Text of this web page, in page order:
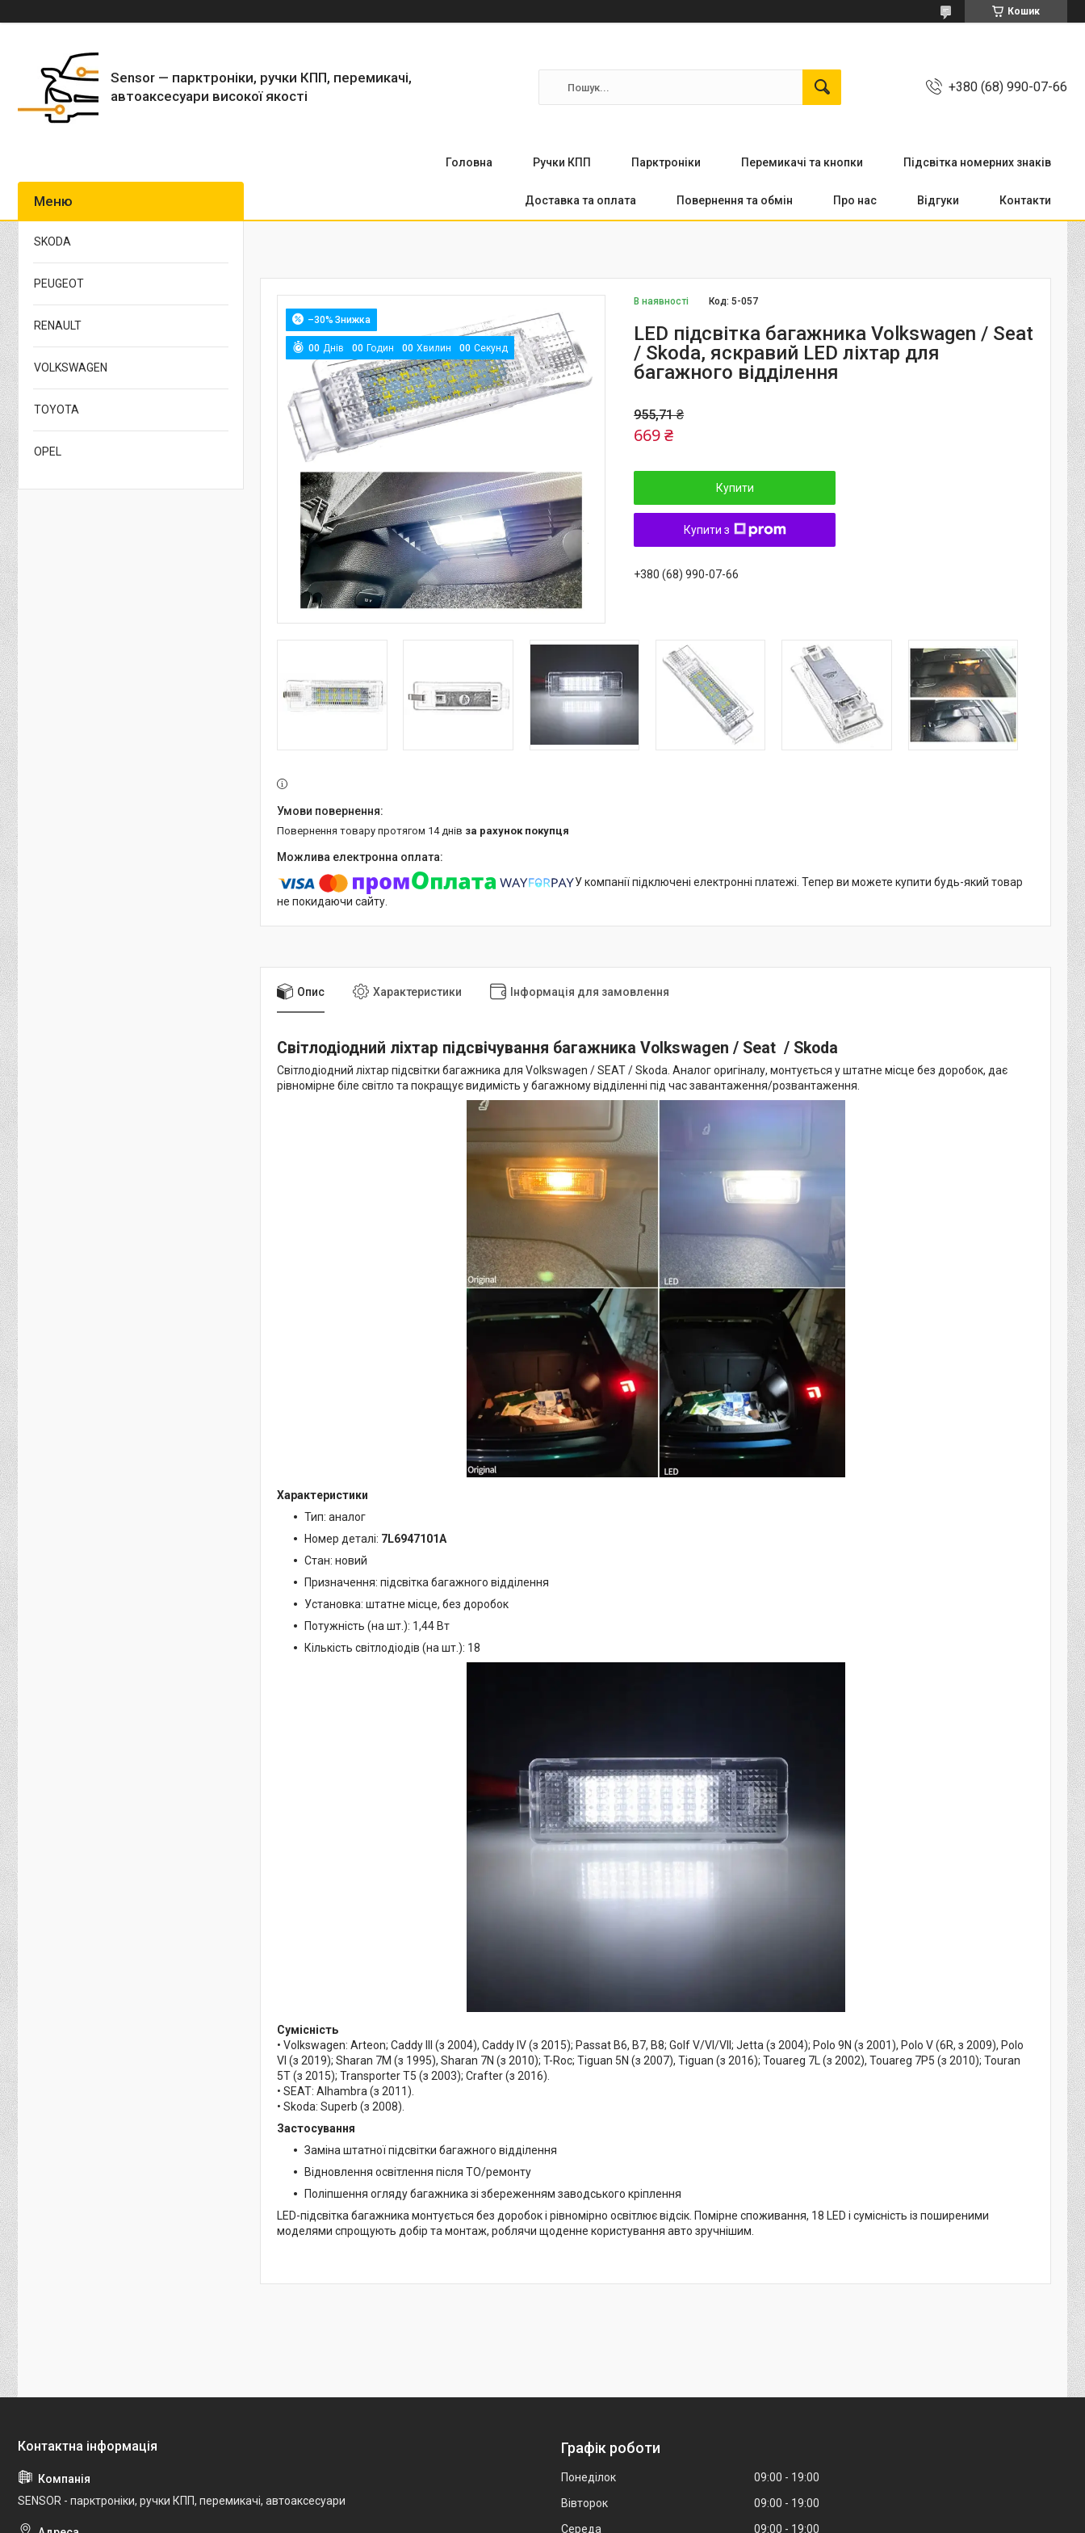
Кошик
Sensor — парктроніки, ручки КПП, перемикачі,
автоаксесуари високої якості
+380 (68) 990-07-66
Головна Ручки КПП Парктронiки Перемикачi та кнопки Підсвітка номерних знаків
Доставка та оплата Повернення та обмін Про нас Відгуки Контакти
–30%
00 Днів 00 Годин 00 Хвилин 00 Секунд
В наявності Код:5-057
LED підсвітка багажника Volkswagen / Seat
/ Skoda, яскравий LED ліхтар для
багажного відділення
955,71 ₴
669 ₴
Купити
Купити з
+380 (68) 990-07-66
повернення товару протягом 14 днів за рахунок покупця
У компанії підключені електронні платежі. Тепер ви можете купити будь-який товар
не покидаючи сайту.
Опис Характеристики Інформація для замовлення
Світлодіодний ліхтар підсвічування багажника Volkswagen / Seat / Skoda
Світлодіодний ліхтар підсвітки багажника для Volkswagen / SEAT / Skoda. Аналог оригіналу, монтується у штатне місце без доробок, дає
рівномірне біле світло та покращує видимість у багажному відділенні під час завантаження/розвантаження.
Характеристики
Тип: аналог
Номер деталі: 7L6947101A
Стан: новий
Призначення: підсвітка багажного відділення
Установка: штатне місце, без доробок
Потужність (на шт.): 1,44 Вт
Кількість світлодіодів (на шт.): 18
Сумісність
• Volkswagen: Arteon; Caddy III (з 2004), Caddy IV (з 2015); Passat B6, B7, B8; Golf V/VI/VII; Jetta (з 2004); Polo 9N (з 2001), Polo V (6R, з 2009), Polo
VI (з 2019); Sharan 7M (з 1995), Sharan 7N (з 2010); T-Roc; Tiguan 5N (з 2007), Tiguan (з 2016); Touareg 7L (з 2002), Touareg 7P5 (з 2010); Touran
5T (з 2015); Transporter T5 (з 2003); Crafter (з 2016).
• SEAT: Alhambra (з 2011).
• Skoda: Superb (з 2008).
Застосування
Заміна штатної підсвітки багажного відділення
Відновлення освітлення після ТО/ремонту
Поліпшення огляду багажника зі збереженням заводського кріплення
LED-підсвітка багажника монтується без доробок і рівномірно освітлює відсік. Помірне споживання, 18 LED і сумісність із поширеними
моделями спрощують добір та монтаж, роблячи щоденне користування авто зручнішим.
SKODA
PEUGEOT
RENAULT
VOLKSWAGEN
TOYOTA
OPEL
SENSOR - парктроніки, ручки КПП, перемикачі, автоаксесуари
Графік роботи
Понеділок 09:00
19:00
Вівторок
09:00
19:00
Середа
09:00 19:00